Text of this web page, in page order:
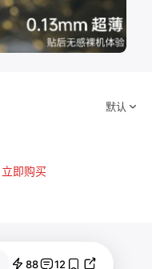
立即购买
88 12